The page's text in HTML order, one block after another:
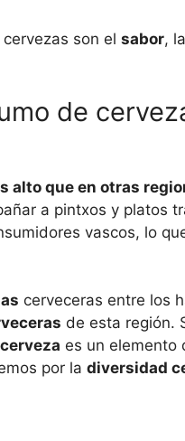
son el sabor, la
de
alto que en otras
a pintxos y platos
vascos, lo
cerveceras entre los
de esta región.
es un elemento
por la diversidad